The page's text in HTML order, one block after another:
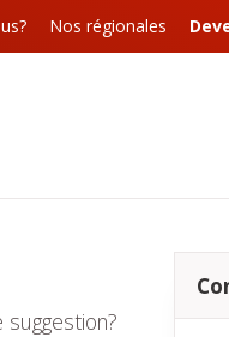
Nos régionales